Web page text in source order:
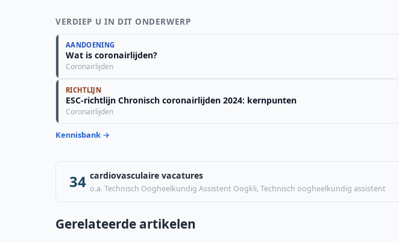
VERDIEP U IN DIT ONDERWERP
AANDOENING
Wat is coronairlijden?
Coronairlijden
RICHTLIJN
ESC-richtlijn Chronisch coronairlijden 2024: kernpunten
Coronairlijden
Kennisbank →
34 cardiovasculaire vacatures
o.a. Technisch Oogheelkundig Assistent Oogkli, Technisch oogheelkundig assistent
Gerelateerde artikelen